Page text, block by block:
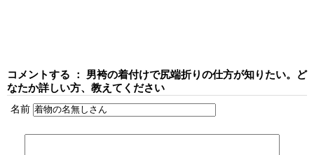
コメントする ： 男袴の着付けで尻端折りの仕方が知りたい。ど
なたか詳しい方、教えてください
名前